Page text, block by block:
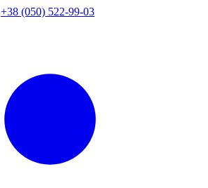
+38 (050) 522-99-03